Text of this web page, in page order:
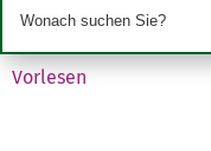
Vorlesen